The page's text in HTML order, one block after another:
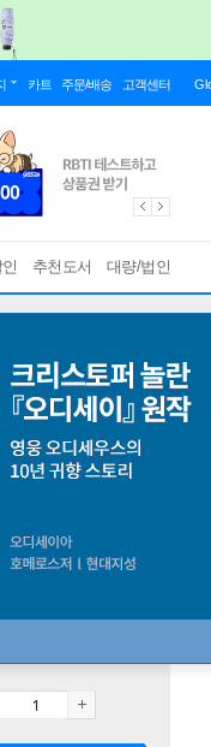
카트 주문/배송 고객센터
추천도서 대량/법인